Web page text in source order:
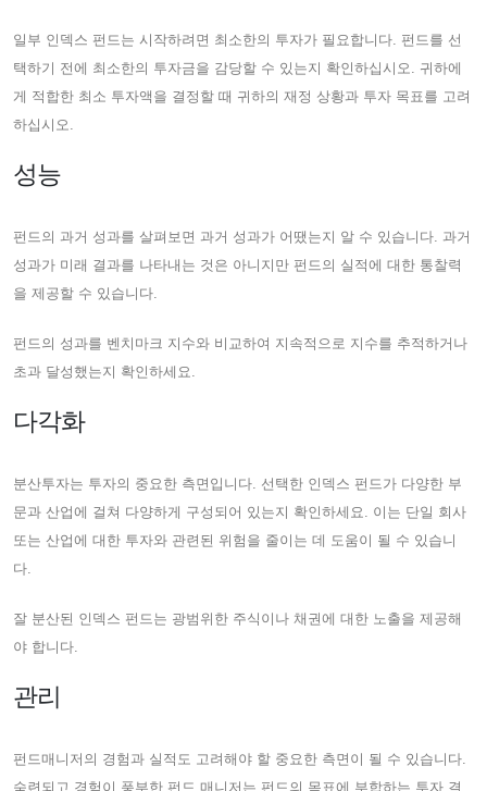
일부 인덱스 펀드는 시작하려면 최소한의 투자가 필요합니다. 펀드를 선
택하기 전에 최소한의 투자금을 감당할 수 있는지 확인하십시오. 귀하에
게 적합한 최소 투자액을 결정할 때 귀하의 재정 상황과 투자 목표를 고려
하십시오.
성능
펀드의 과거 성과를 살펴보면 과거 성과가 어땠는지 알 수 있습니다. 과거
성과가 미래 결과를 나타내는 것은 아니지만 펀드의 실적에 대한 통찰력
을 제공할 수 있습니다.
펀드의 성과를 벤치마크 지수와 비교하여 지속적으로 지수를 추적하거나
초과 달성했는지 확인하세요.
다각화
분산투자는 투자의 중요한 측면입니다. 선택한 인덱스 펀드가 다양한 부
문과 산업에 걸쳐 다양하게 구성되어 있는지 확인하세요. 이는 단일 회사
또는 산업에 대한 투자와 관련된 위험을 줄이는 데 도움이 될 수 있습니
다.
잘 분산된 인덱스 펀드는 광범위한 주식이나 채권에 대한 노출을 제공해
야 합니다.
관리
펀드매니저의 경험과 실적도 고려해야 할 중요한 측면이 될 수 있습니다.
숙련되고 경험이 풍부한 펀드 매니저는 펀드의 목표에 부합하는 투자 결